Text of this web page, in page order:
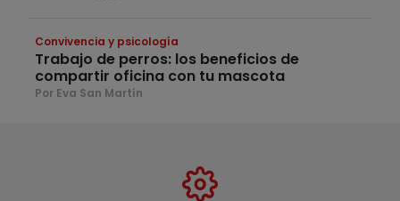
Convivencia y psicología
Trabajo de perros: los beneficios de
compartir oficina con tu mascota
Por Eva San Martín